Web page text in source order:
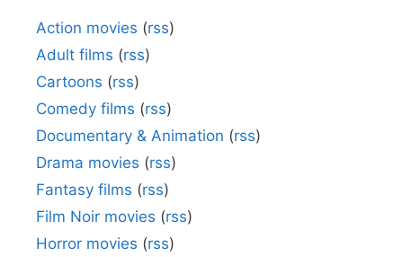
Action movies (rss)
Adult films (rss)
Cartoons (rss)
Comedy films (rss)
Documentary & Animation (rss)
Drama movies (rss)
Fantasy films (rss)
Film Noir movies (rss)
Horror movies (rss)